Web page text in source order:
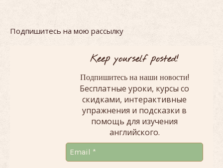
Подпишитесь на мою рассылку
Keep yourself posted!
Подпишитесь на наши новости!
Бесплатные уроки, курсы со
скидками, интерактивные
упражнения и подсказки в
помощь для изучения
английского.